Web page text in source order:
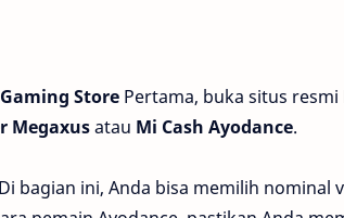
Store Pertama, buka situs resmi
Megaxusatau Mi Cash Ayodance.
Di bagian ini, Anda bisa memilih nominal